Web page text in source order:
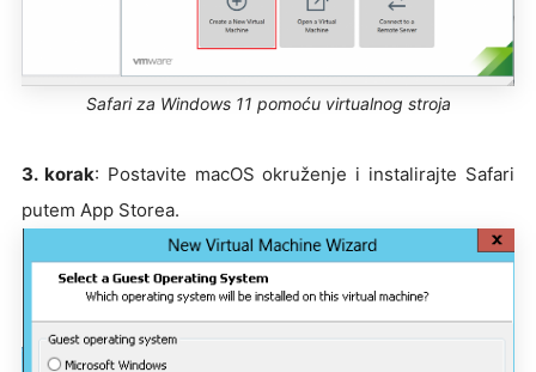
Safari za Windows 11 pomoću virtualnog stroja
3. korak: Postavite macOS okruženje i instalirajte Safari
putem App Storea.